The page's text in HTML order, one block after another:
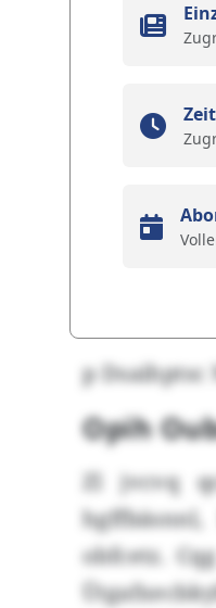
p
Opih
Zl jvcvq
obfcetz.